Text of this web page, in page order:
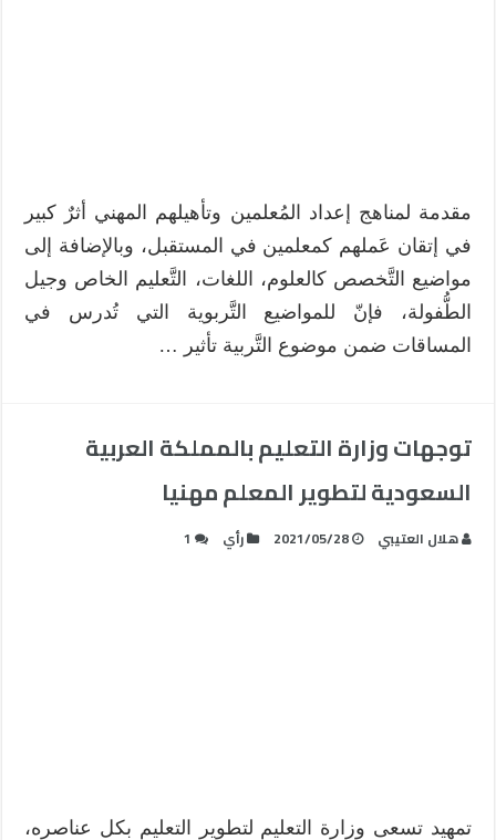
مقدمة لمناهج إعداد المُعلمين وتأهيلهم المهني أثرٌ كبير
في إتقان عَملهم كمعلمين في المستقبل، وبالإضافة إلى
مواضيع التَّخصص كالعلوم، اللغات، التَّعليم الخاص وجيل
الطُّفولة، فإنّ للمواضيع التَّربوية التي تُدرس في
المساقات ضمن موضوع التَّربية تأثير …
توجهات وزارة التعليم بالمملكة العربية
السعودية لتطوير المعلم مهنيا
هلال العتيبي 2021/05/28 رأي 1
تمهيد تسعى وزارة التعليم لتطوير التعليم بكل عناصره،